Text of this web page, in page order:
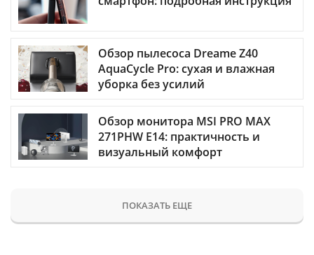
Обзор пылесоса Dreame Z40
AquaCycle Pro: сухая и влажная
уборка без усилий
Обзор монитора MSI PRO MAX
271PHW E14: практичность и
визуальный комфорт
ПОКАЗАТЬ ЕЩЕ